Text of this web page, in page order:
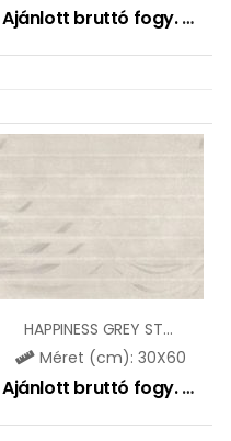
Ft Ajánlott bruttó fogy. ár:
Ft
HAPPINESS GREY STR MAT DEKOR MIX
Méret (cm): 30X60
Ajánlott bruttó fogy. ár: